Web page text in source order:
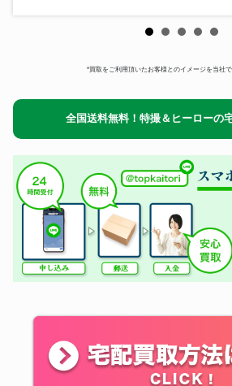
*買取をご利用頂いたお客様とのイメージを当社で
全国送料無料！特撮＆ヒーローの